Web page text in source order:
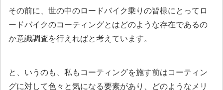
その前に、世の中のロードバイク乗りの皆様にとってロ
ードバイクのコーティングとはどのような存在であるの
か意識調査を行えればと考えています。
と、いうのも、私もコーティングを施す前はコーティン
グに対して色々と気になる要素があり、どのようなメリ